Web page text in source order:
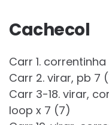
Cachecol
Carr 1. correntinha
Carr 2. virar, pb 7
Carr 3-18. virar,
loop x 7 (7)